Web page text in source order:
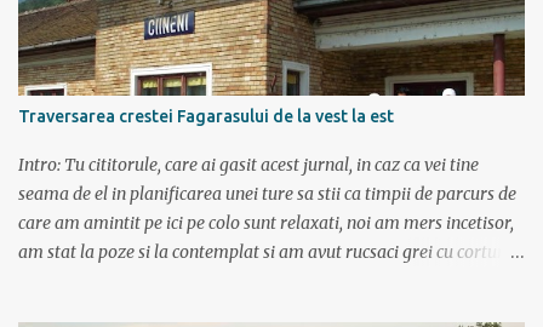
sa ridice mana sus). Am inghesuit cu greu rucsacii, corturile, sacii
de dormit si mancarea in masina.
Traversarea crestei Fagarasului de la vest la est
Intro: Tu cititorule, care ai gasit acest jurnal, in caz ca vei tine
seama de el in planificarea unei ture sa stii ca timpii de parcurs de
care am amintit pe ici pe colo sunt relaxati, noi am mers incetisor,
am stat la poze si la contemplat si am avut rucsaci grei cu corturi si